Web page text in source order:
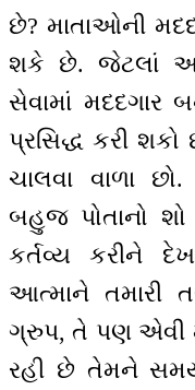
છે? માતાઓની
શકે છે. જેટલાં
સેવામાં મદદગાર
પ્રસિદ્ધ કરી
ચાલવા વાળા
બહુજ પોતાનો
કર્તવ્ય કરીને
આત્માને તમારી
ગ્રુપ, તે પણ એવી
રહી છે તેમને